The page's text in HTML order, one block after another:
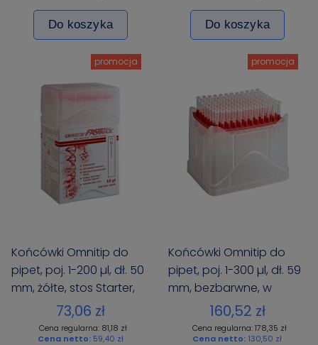
Do koszyka Do koszyka
Końcówki Omnitip do
pipet, poj. 1-200 µl, dł. 50
mm, żółte, stos Starter,
576 szt. (6x96)
73,06 zł
Cena regularna: 81,18 zł
Cena netto: 59,40 zł
promocja
Końcówki Omnitip do
pipet, poj. 1-300 µl, dł. 59
mm, bezbarwne, w
pojemnikach typu rack,
960 szt. (10 x 96)
160,52 zł
Cena regularna: 178,35 zł
Cena netto: 130,50 zł
promocja